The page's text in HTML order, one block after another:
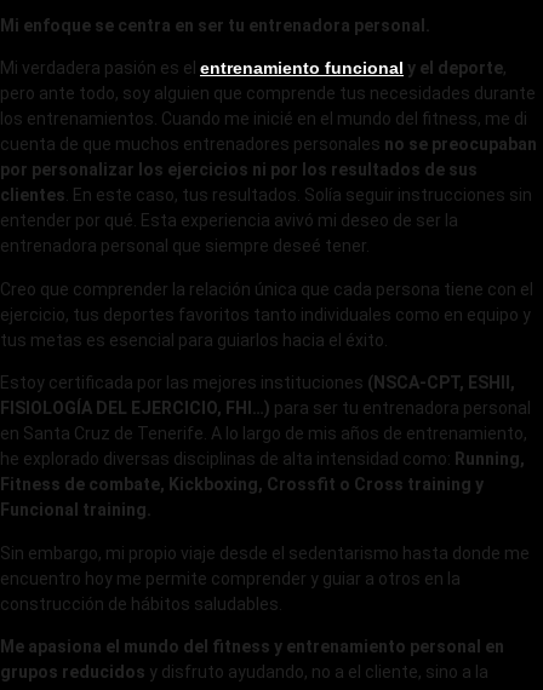
Mi enfoque se centra en ser tu entrenadora personal.
Mi verdadera pasión es el entrenamiento funcional y el deporte,
pero ante todo, soy alguien que comprende tus necesidades durante
los entrenamientos. Cuando me inicié en el mundo del fitness, me di
cuenta de que muchos entrenadores personales no se preocupaban
por personalizar los ejercicios ni por los resultados de sus
clientes. En este caso, tus resultados. Solía seguir instrucciones sin
entender por qué. Esta experiencia avivó mi deseo de ser la
entrenadora personal que siempre deseé tener.
Creo que comprender la relación única que cada persona tiene con el
ejercicio, tus deportes favoritos tanto individuales como en equipo y
tus metas es esencial para guiarlos hacia el éxito.
Estoy certificada por las mejores instituciones (NSCA-CPT, ESHII,
FISIOLOGÍA DEL EJERCICIO, FHI…) para ser tu entrenadora personal
en Santa Cruz de Tenerife. A lo largo de mis años de entrenamiento,
he explorado diversas disciplinas de alta intensidad como: Running,
Fitness de combate, Kickboxing, Crossfit o Cross training y
Funcional training.
Sin embargo, mi propio viaje desde el sedentarismo hasta donde me
encuentro hoy me permite comprender y guiar a otros en la
construcción de hábitos saludables.
Me apasiona el mundo del fitness y entrenamiento personal en
grupos reducidos y disfruto ayudando, no a el cliente, sino a la